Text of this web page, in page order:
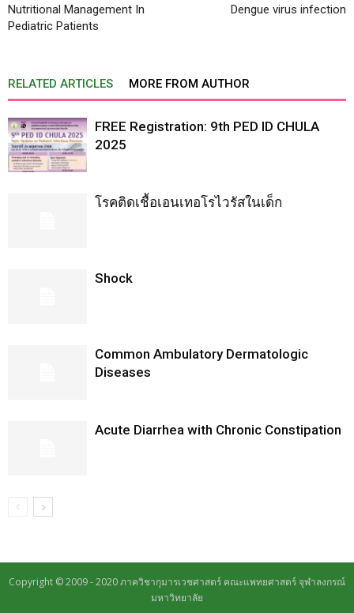
Nutritional Management In
Pediatric Patients
Dengue virus infection
RELATED ARTICLES MORE FROM AUTHOR
FREE Registration: 9th PED ID CHULA
2025
โรคติดเชื้อเอนเทอโรไวรัสในเด็ก
Shock
Common Ambulatory Dermatologic
Diseases
Acute Diarrhea with Chronic Constipation
Copyright © 2009 - 2020 ภาควิชากุมารเวชศาสตร์ คณะแพทยศาสตร์ จุฬาลงกรณ์
มหาวิทยาลัย